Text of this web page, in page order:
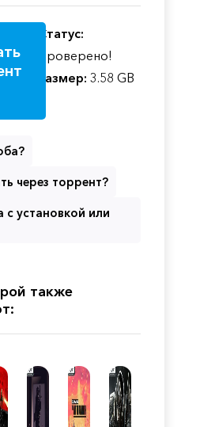
Статус:
Проверено!
Размер: 3.58 GB
через торрент?
установкой или
также